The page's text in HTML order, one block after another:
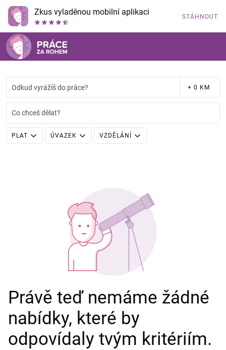
Zkus vyladěnou mobilní aplikaci STÁHNOUT
Odkud vyrážíš do práce? + 0 KM
Co chceš dělat?
PLAT ÚVAZEK VZDĚLÁNÍ
Právě teď nemáme žádné
nabídky, které by
odpovídaly tvým kritériím.